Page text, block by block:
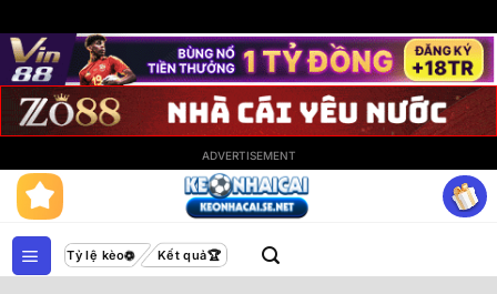
ADVERTISEMENT
Bỏ
qua
dung
Tỷ lệ kèo Kết quả